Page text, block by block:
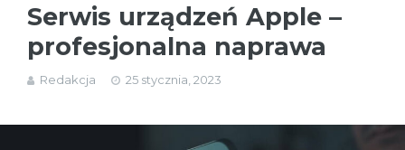
Serwis urządzeń Apple –
profesjonalna naprawa
Redakcja 25 stycznia, 2023